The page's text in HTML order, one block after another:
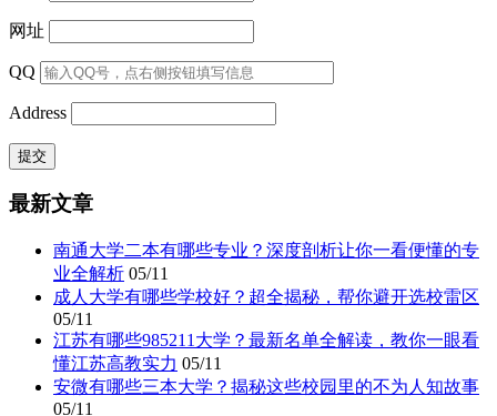
网址
QQ
Address
最新文章
南通大学二本有哪些专业？深度剖析让你一看便懂的专
业全解析 05/11
成人大学有哪些学校好？超全揭秘，帮你避开选校雷区
05/11
江苏有哪些985211大学？最新名单全解读，教你一眼看
懂江苏高教实力 05/11
安微有哪些三本大学？揭秘这些校园里的不为人知故事
05/11